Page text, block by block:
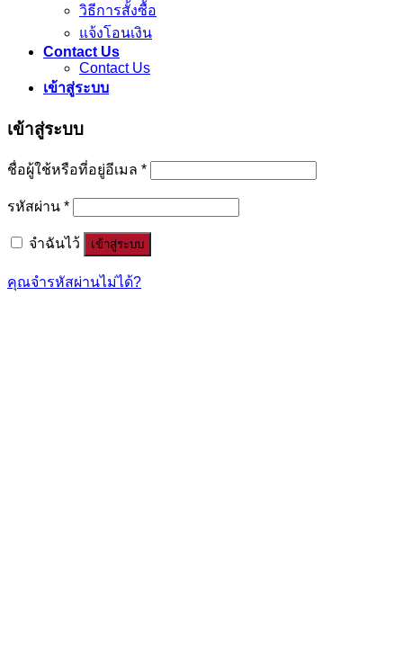
วิธีการสั้งซื้อ
แจ้งโอนเงิน
Contact Us
Contact Us
เข้าสู่ระบบ
เข้าสู่ระบบ
ชื่อผู้ใช้หรือที่อยู่อีเมล *
รหัสผ่าน *
จำฉันไว้ เข้าสู่ระบบ
คุณจำรหัสผ่านไม่ได้?